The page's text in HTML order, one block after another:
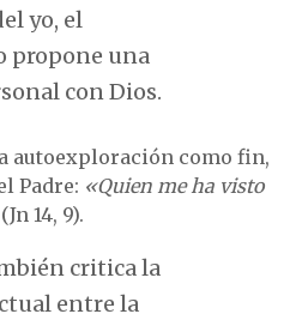
yo, el
propone una
con Dios.
autoexploración como fin,
Padre: «Quien me ha visto
(Jn 14, 9).
critica la
entre la